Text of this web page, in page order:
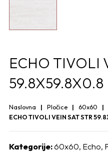
ECHO TIVOLI
59.8X59.8X0.8
Naslovna Pločice
60x60
ECHO TIVOLI VEIN SAT STR
Kategorije:60x60, Echo,